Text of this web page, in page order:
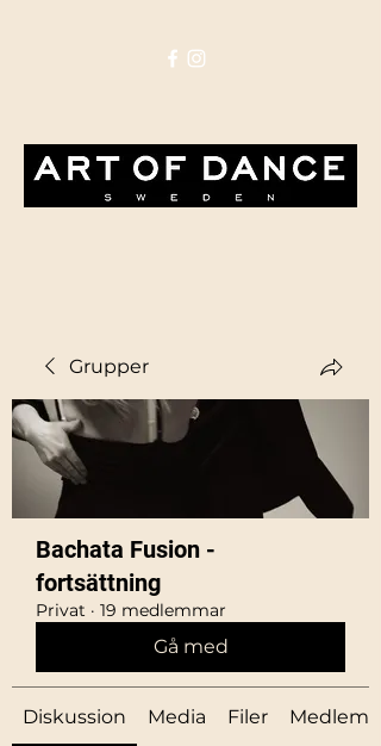
Grupper
Bachata Fusion -
fortsättning
Privat · 19 medlemmar
Gå med
Diskussion Media Filer